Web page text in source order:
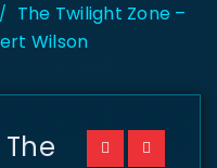
/ The Twilight Zone –
Wilson
The